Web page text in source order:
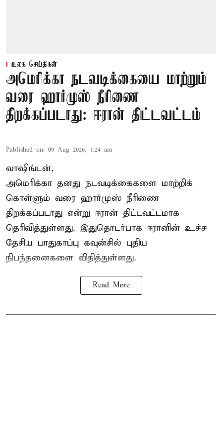
உலக செய்திகள்
அமெரிக்கா நடவடிக்கையை மாற்றும்
வரை ஹார்முஸ் நீரிணை
திறக்கப்படாது: ஈரான் திட்டவட்டம்
Published on: 09 Aug 2026, 1:24 am
வாஷிங்டன்,
அமெரிக்கா தனது நடவடிக்கைகளை மாற்றிக்
கொள்ளும் வரை ஹார்முஸ் நீரிணை
திறக்கப்படாது என்று ஈரான் திட்டவட்டமாக
தெரிவித்துள்ளது. இதுதொடர்பாக ஈரானின் உச்ச
தேசிய பாதுகாப்பு கவுன்சில் புதிய
நிபந்தனைகளை விதித்துள்ளது.
Read More